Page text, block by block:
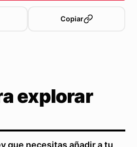
Copiar
explorar
que necesitas añadir a tu